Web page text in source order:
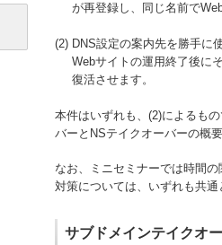
が再登録し、同じ名前で
(2) DNS設定の案内先を勝手に
Webサイトの運用終了後に
復活させます。
本件はいずれも、(2)によるも
バーとNSテイクオーバーの概
なお、ミニセミナーでは時間
対策については、いずれも共
サブドメインテイクオ